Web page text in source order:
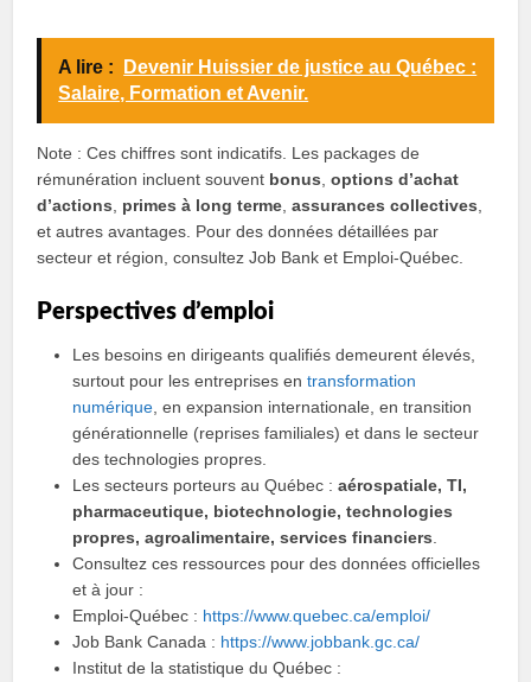
A lire :
Devenir Huissier de justice au Québec :
Salaire, Formation et Avenir.
Note : Ces chiffres sont indicatifs. Les packages de
rémunération incluent souvent bonus ,options d’achat
d’actions
primes à long terme ,assurances collectives
et autres avantages. Pour des données détaillées par
secteur et région, consultez Job Bank et Emploi‑Québec.
Perspectives d’emploi
Les besoins en dirigeants qualifiés demeurent élevés,
surtout pour les entreprises entransformation
numérique , en expansion internationale, en transition
générationnelle (reprises familiales) et dans le secteur
des technologies propres.
Les secteurs porteurs au Québec :aérospatiale, TI,
pharmaceutique, biotechnologie, technologies
propres, agroalimentaire, services financiers
Consultez ces ressources pour des données officielles
et à jour :
Emploi‑Québec : https://www.quebec.ca/emploi/
Job Bank Canada : https://www.jobbank.gc.ca/
Institut de la statistique du Québec :